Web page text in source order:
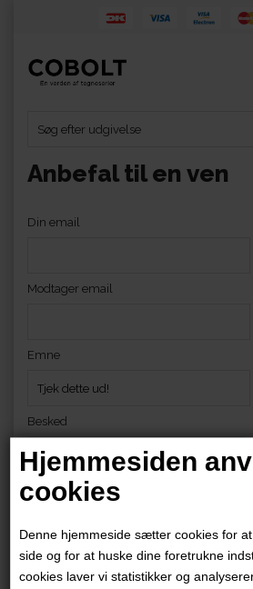
Hjemmesiden
cookies
Denne hjemmeside sætter cookies for
side og for at huske dine foretrukne
cookies laver vi statistikker og
Anbefal til en ven
Din email
Modtager email
Emne
Besked